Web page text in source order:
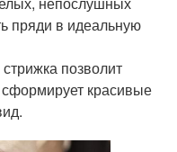
пряди в идеальную
позволит
красивые